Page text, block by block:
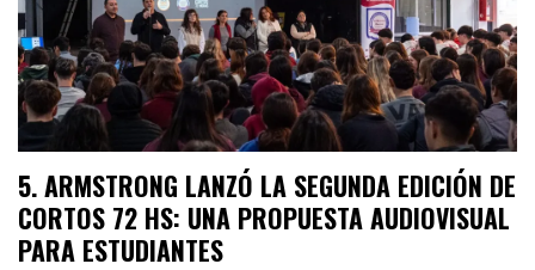
ARMSTRONG LANZÓ LA SEGUNDA EDICIÓN DE
CORTOS 72 HS: UNA PROPUESTA AUDIOVISUAL
PARA ESTUDIANTES